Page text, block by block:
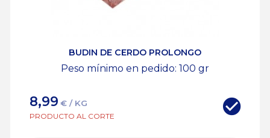
BUDIN DE CERDO PROLONGO
Peso mínimo en pedido: 100 gr
8,99 € / KG
PRODUCTO AL CORTE